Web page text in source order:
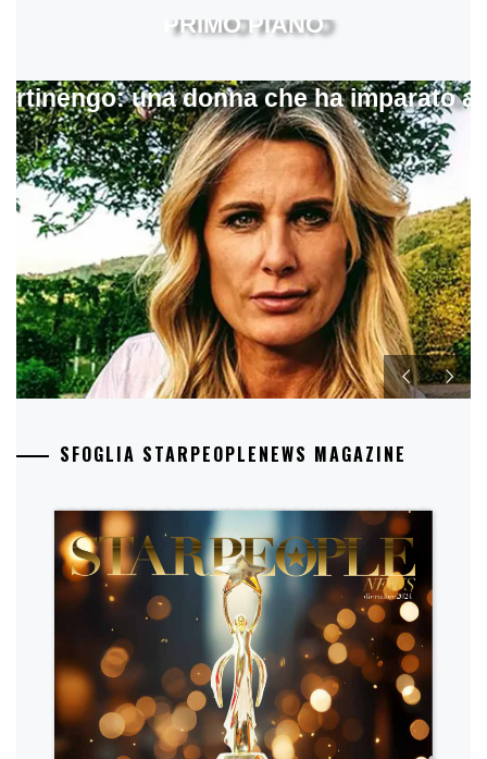
una donna che ha imparato a
PRIMO PIANO
SFOGLIA STARPEOPLENEWS MAGAZINE